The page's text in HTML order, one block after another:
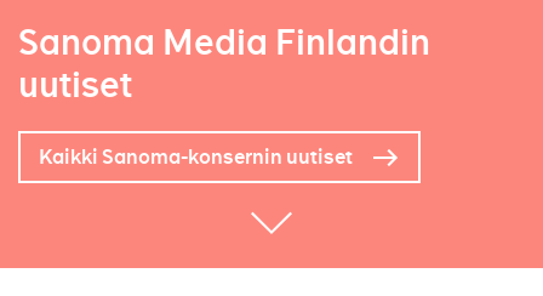
Sanoma Media Finlandin
uutiset
Kaikki Sanoma-konsernin uutiset